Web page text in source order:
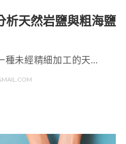
析天然岩鹽與粗海鹽
種未經精細加工的天…